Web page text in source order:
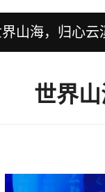
界山海，归心云
世界